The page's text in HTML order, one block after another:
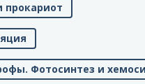
прокариот
Фотосинтез и